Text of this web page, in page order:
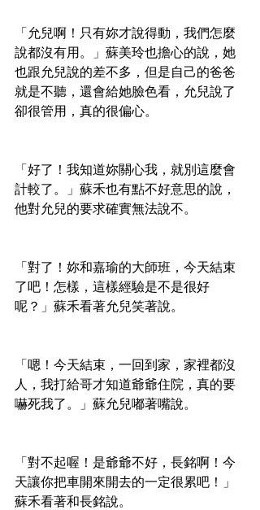
「允兒啊！只有妳才說得動，我們怎麼
說都沒有用。」蘇美玲也擔心的說，她
也跟允兒說的差不多，但是自己的爸爸
就是不聽，還會給她臉色看，允兒說了
卻很管用，真的很偏心。
「好了！我知道妳關心我，就別這麼會
計較了。」蘇禾也有點不好意思的說，
他對允兒的要求確實無法說不。
「對了！妳和嘉瑜的大師班，今天結束
了吧！怎樣，這樣經驗是不是很好
呢？」蘇禾看著允兒笑著說。
「嗯！今天結束，一回到家，家裡都沒
人，我打給哥才知道爺爺住院，真的要
嚇死我了。」蘇允兒嘟著嘴說。
「對不起喔！是爺爺不好，長銘啊！今
天讓你把車開來開去的一定很累吧！」
蘇禾看著和長銘說。